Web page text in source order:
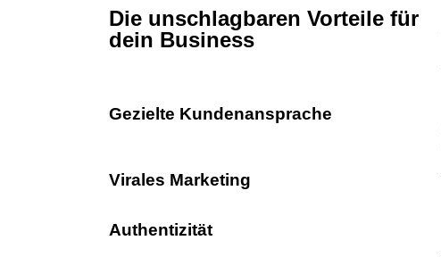
Die unschlagbaren Vorteile für
dein Business
Gezielte Kundenansprache
Virales Marketing
Authentizität